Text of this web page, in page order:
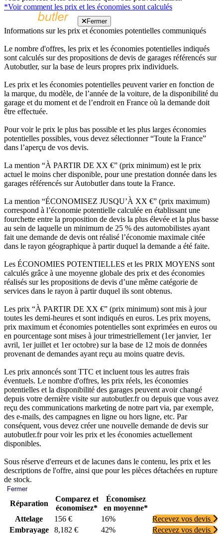
*Voir comment les prix et les économies sont calculés
Fermer
Informations sur les prix et économies potentielles communiqués
Le nombre d'offres, les prix et les économies potentielles indiqués
sont calculés sur des propositions de devis de garages référencés sur
Autobutler, sur la base de leurs propres prix individuels.
Les prix et les économies potentielles peuvent varier en fonction de
la marque, du modèle, de l’année de la voiture, de la disponibilité du
garage et du moment et de l’endroit en France où la demande doit
être effectuée.
Pour voir le prix le plus bas possible et les plus larges économies
potentielles possibles, vous devez sélectionner “Toute la France”
dans l’aperçu de vos devis.
La mention “À PARTIR DE XX €” (prix minimum) est le prix
actuel le moins cher disponible, pour une prestation donnée dans les
garages référencés sur Autobutler dans toute la France.
La mention “ÉCONOMISEZ JUSQU’À XX €” (prix maximum)
correspond à l’économie potentielle calculée en établissant une
fourchette entre la proposition de devis la plus élevée et la plus basse
au sein de laquelle un minimum de 25 % des automobilistes ayant
fait une demande de devis ont réalisé l’économie maximale citée
dans le rayon géographique à partir duquel la demande a été faite.
Les ÉCONOMIES POTENTIELLES et les PRIX MOYENS sont
calculés grâce à une moyenne globale des prix et des économies
réalisés sur les propositions de devis d’une même catégorie de
services dans le rayon à partir duquel ils sont obtenus.
Les prix “À PARTIR DE XX €” (prix minimum) sont mis à jour
toutes les demi-heures et sont indiqués en euros. Les prix moyens,
prix maximum et économies potentielles sont exprimées en euros ou
en pourcentage sont mises à jour trimestriellement (1er janvier, 1er
avril, 1er juillet et 1er octobre) sur la base de 12 mois de données
provenant de demandes ayant reçu au moins quatre devis.
Les prix annoncés sont TTC et incluent tous les autres frais
éventuels. Le nombre d'offres, les prix réels, les économies
potentielles et la disponibilité des garages peuvent avoir changé
depuis votre dernière visite sur autobutler.fr ou depuis que vous avez
reçu des communications marketing de notre part via, par exemple,
des e-mails, des campagnes en ligne ou hors ligne, etc. Par
conséquent, vous devez créer une nouvelle demande de devis sur
autobutler.fr pour voir les prix et les économies actuellement
disponibles.
Sous réserve d'erreurs et de lacunes dans le contenu, les prix et les
descriptions de l'offre, ainsi que pour les pièces détachées en rupture
de stock.
Fermer
Réparation
Comparez et
économisez*
Économisez
en moyenne*
Attelage
156 € 16%
Recevez vos devis
Embrayage
8,182 € 42%
Recevez vos devis